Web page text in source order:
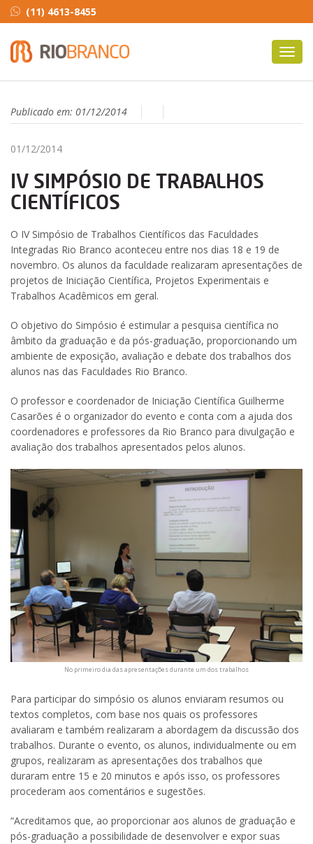
(11) 4613-8455
Publicado em: 01/12/2014
01/12/2014
IV SIMPÓSIO DE TRABALHOS
CIENTÍFICOS
O IV Simpósio de Trabalhos Científicos das Faculdades
Integradas Rio Branco aconteceu entre nos dias 18 e 19 de
novembro. Os alunos da faculdade realizaram apresentações de
projetos de Iniciação Científica, Projetos Experimentais e
Trabalhos Acadêmicos em geral.
O objetivo do Simpósio é estimular a pesquisa científica no
âmbito da graduação e da pós-graduação, proporcionando um
ambiente de exposição, avaliação e debate dos trabalhos dos
alunos nas das Faculdades Rio Branco.
O professor e coordenador de Iniciação Científica Guilherme
Casarões é o organizador do evento e conta com a ajuda dos
coordenadores e professores da Rio Branco para divulgação e
avaliação dos trabalhos apresentados pelos alunos.
No primeiro dia das apresentações durante um dos trabalhos
Para participar do simpósio os alunos enviaram resumos ou
textos completos, com base nos quais os professores
avaliaram e também realizaram a abordagem da discussão dos
trabalhos. Durante o evento, os alunos, individualmente ou em
grupos, realizaram as apresentações dos trabalhos que
duraram entre 15 e 20 minutos e após isso, os professores
procederam aos comentários e sugestões.
“Acreditamos que, ao proporcionar aos alunos de graduação e
pós-graduação a possibilidade de desenvolver e expor suas